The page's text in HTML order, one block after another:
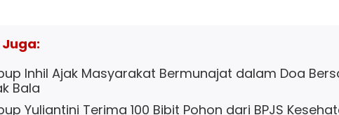
Inhil Ajak Masyarakat Bermunajat dalam Doa
Bala
Yuliantini Terima 100 Bibit Pohon dari BPJS